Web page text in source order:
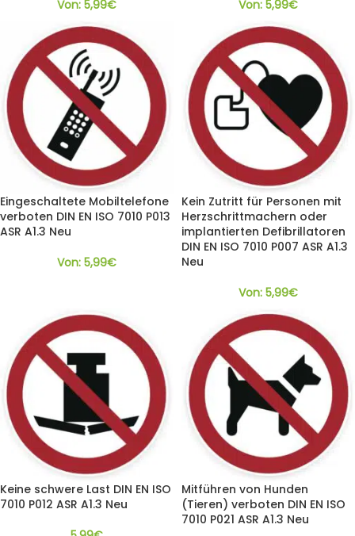
Von: 5,99€
Von: 5,99€
Eingeschaltete Mobiltelefone
verboten DIN EN ISO 7010 P013
ASR A1.3 Neu
Von: 5,99€
Kein Zutritt für Personen mit
Herzschrittmachern oder
implantierten Defibrillatoren
DIN EN ISO 7010 P007 ASR A1.3
Neu
Von: 5,99€
Keine schwere Last DIN EN ISO
7010 P012 ASR A1.3 Neu
Mitführen von Hunden
(Tieren) verboten DIN EN ISO
7010 P021 ASR A1.3 Neu